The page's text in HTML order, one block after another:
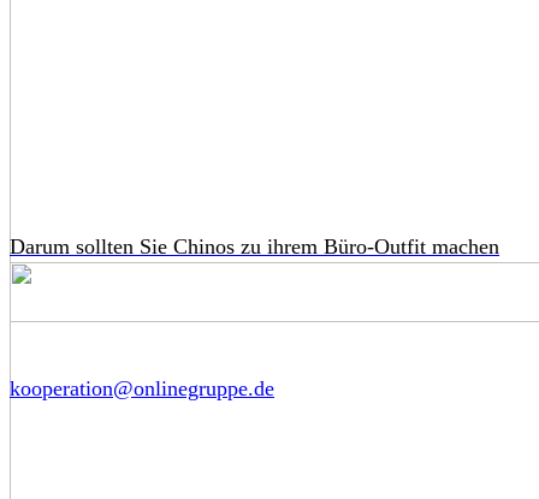
Darum sollten Sie Chinos zu ihrem Büro-Outfit machen
kooperation@onlinegruppe.de